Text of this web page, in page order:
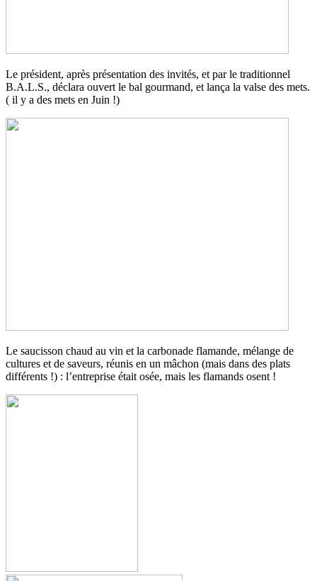
Le président, après présentation des invités, et par le traditionnel
B.A.L.S., déclara ouvert le bal gourmand, et lança la valse des mets.
( il y a des mets en Juin !)
Le saucisson chaud au vin et la carbonade flamande, mélange de
cultures et de saveurs, réunis en un mâchon (mais dans des plats
différents !) : l’entreprise était osée, mais les flamands osent !